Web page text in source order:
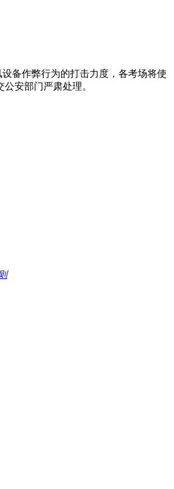
备作弊行为的打击力度，各考场将使
安部门严肃处理。